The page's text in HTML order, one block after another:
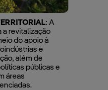
: A
a revitalização
do apoio à
e
além de
públicas e
áreas